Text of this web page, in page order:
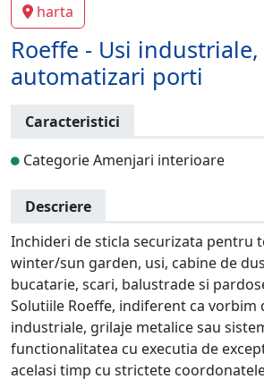
harta
Roeffe - Usi industriale,
automatizari porti
Caracteristici
Categorie Amenjari interioare
Descriere
Inchideri de sticla securizata pentru
winter/sun garden, usi, cabine de
bucatarie, scari, balustrade si
Solutiile Roeffe, indiferent ca vorbim
industriale, grilaje metalice sau
functionalitatea cu executia de
acelasi timp cu strictete